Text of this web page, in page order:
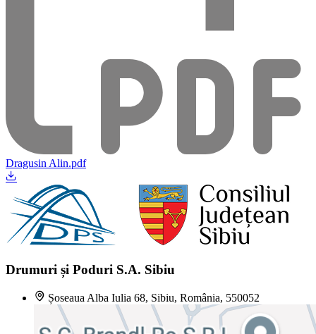
Dragusin Alin.pdf
Drumuri și Poduri S.A. Sibiu
Șoseaua Alba Iulia 68, Sibiu, România, 550052